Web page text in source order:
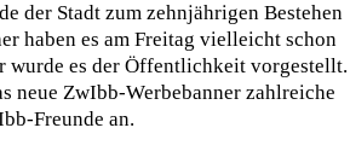
der Stadt zum zehnjährigen Bestehen
haben es am Freitag vielleicht schon
wurde es der Öffentlichkeit vorgestellt.
neue ZwIbb-Werbebanner zahlreiche
Freunde an.